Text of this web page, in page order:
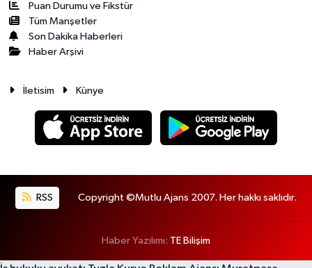
Puan Durumu ve Fikstür
Tüm Manşetler
Son Dakika Haberleri
Haber Arşivi
İletisim Künye
RSS Copyright ©Mutlu Ajans 2007. Her hakkı saklıdır.
Haber Yazılımı: TE Bilişim